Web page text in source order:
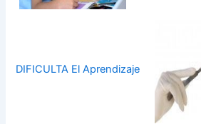
DIFICULTA El Aprendizaje